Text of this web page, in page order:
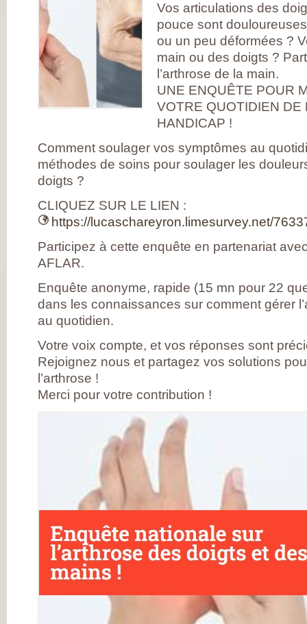
THERMAUX
FRANCE
RHUMATISMES
CONSEIL
DE L’ORDRE DES
MASSEURS-
INSTITUT UPSA
LA DOULEUR
ORDRE
DES PÉDICURES-
DE MÉDECINE
PHYSIQUE ET DE
RÉADAPTATION
SOCIÉTÉ
DE
DES MÉDECINS
CHAINE
DU SOLEIL
LABORATOIRES
GENEVRIER
ROTTAPHARM
MADAUS
PLATEFORME E-
9 CHAMPS
PRIORITAIRES
EVALUER LES 80
PROPOSITIONS
ÉMISES
L’ARTHROSE !
L’ARTHROSE
PAS...
L’ARTHROSE
L’ARTHROSE SE
SOIGNE
LA RECHERCHE
Vos articulations des
pouce sont
ou un peu déformées ?
main ou des doigts ?
l’arthrose de la main.
UNE ENQUÊTE POUR
VOTRE QUOTIDIEN DE
HANDICAP !
Comment soulager vos symptômes au
méthodes de soins pour soulager les
doigts ?
CLIQUEZ SUR LE LIEN :
https://lucaschareyron.limesurvey.net/
Participez à cette enquête en partenariat
AFLAR.
Enquête anonyme, rapide (15 mn pour 22
dans les connaissances sur comment gérer
au quotidien.
Votre voix compte, et vos réponses sont
Rejoignez nous et partagez vos solutions
l’arthrose !
Merci pour votre contribution !